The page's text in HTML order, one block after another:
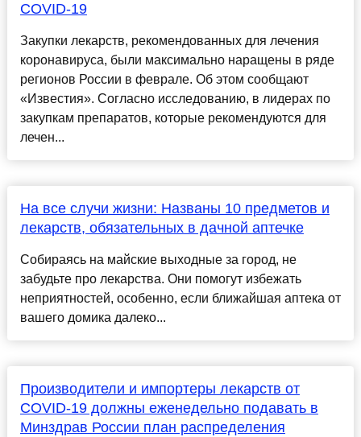
COVID-19
Закупки лекарств, рекомендованных для лечения
коронавируса, были максимально наращены в ряде
регионов России в феврале. Об этом сообщают
«Известия». Согласно исследованию, в лидерах по
закупкам препаратов, которые рекомендуются для
лечен...
На все случи жизни: Названы 10 предметов и
лекарств, обязательных в дачной аптечке
Собираясь на майские выходные за город, не
забудьте про лекарства. Они помогут избежать
неприятностей, особенно, если ближайшая аптека от
вашего домика далеко...
Производители и импортеры лекарств от
COVID-19 должны еженедельно подавать в
Минздрав России план распределения